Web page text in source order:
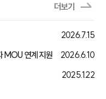
더보기
2026.7.15
MOU 연계 지원
2026.6.10
2025.1.22